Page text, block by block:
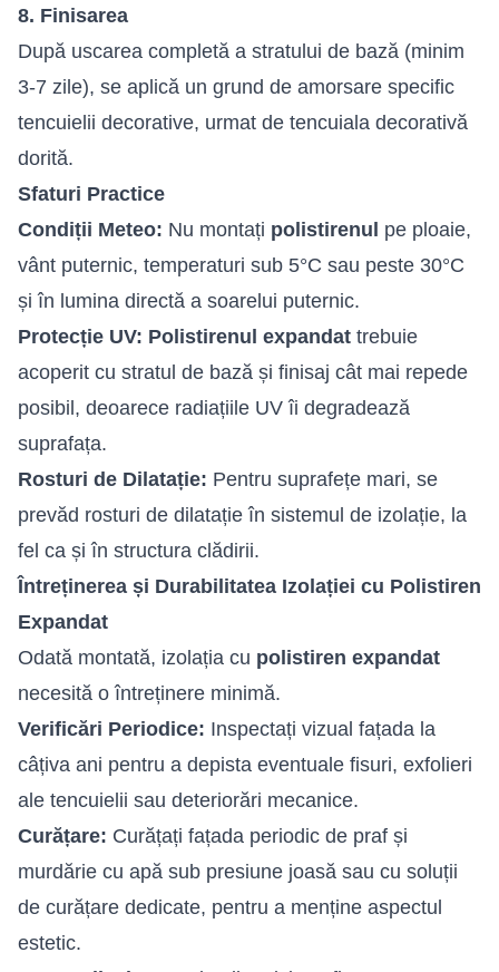
8. Finisarea
După uscarea completă a stratului de bază (minim
3-7 zile), se aplică un grund de amorsare specific
tencuielii decorative, urmat de tencuiala decorativă
dorită.
Sfaturi Practice
Condiții Meteo: Nu montați polistirenul pe ploaie,
vânt puternic, temperaturi sub 5°C sau peste 30°C
și în lumina directă a soarelui puternic.
Protecție UV: Polistirenul expandat trebuie
acoperit cu stratul de bază și finisaj cât mai repede
posibil, deoarece radiațiile UV îi degradează
suprafața.
Rosturi de Dilatație: Pentru suprafețe mari, se
prevăd rosturi de dilatație în sistemul de izolație, la
fel ca și în structura clădirii.
Întreținerea și Durabilitatea Izolației cu Polistiren
Expandat
Odată montată, izolația cu polistiren expandat
necesită o întreținere minimă.
Verificări Periodice: Inspectați vizual fațada la
câțiva ani pentru a depista eventuale fisuri, exfolieri
ale tencuielii sau deteriorări mecanice.
Curățare: Curățați fațada periodic de praf și
murdărie cu apă sub presiune joasă sau cu soluții
de curățare dedicate, pentru a menține aspectul
estetic.